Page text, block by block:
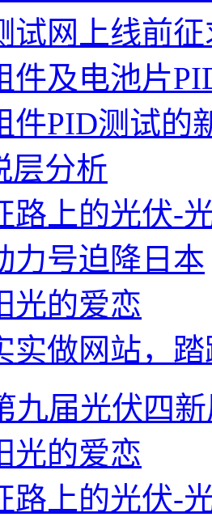
试网上线前
件及电池片
件PID测试的
层分析
路上的光伏-
力号迫降日本
光的爱恋
实做网站，
九届光伏四
光的爱恋
路上的光伏-